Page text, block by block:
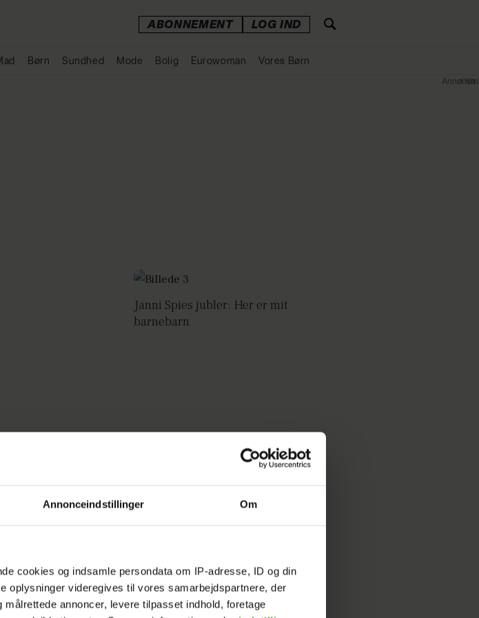
Annonceindstillinger Om
cookies og indsamle persondata om IP-adresse, ID og din
videregives til vores samarbejdspartnere, der
annoncer, levere tilpasset indhold, foretage
ABONNEMENT LOG IND
Børn Sundhed Mode Bolig Eurowoman Vores Børn
Janni Spies jubler: Her er mit
barnebarn
venter barn
Eftertragtet 'Paradise'-hunk skal
Annonce